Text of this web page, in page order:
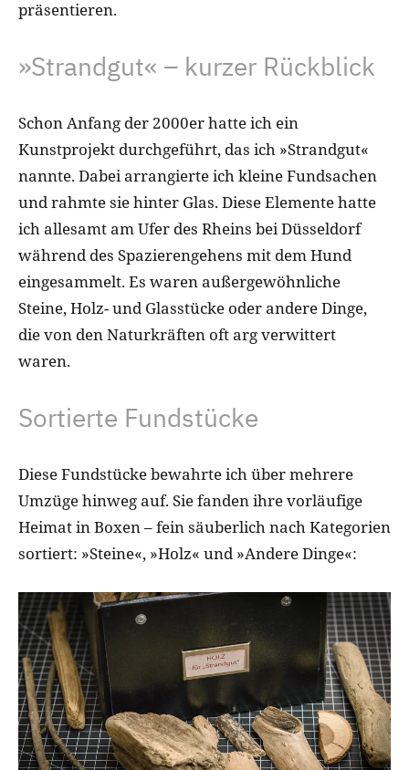
präsentieren.
»Strandgut« – kurzer Rückblick
Schon Anfang der 2000er hatte ich ein
Kunstprojekt durchgeführt, das ich »Strandgut«
nannte. Dabei arrangierte ich kleine Fundsachen
und rahmte sie hinter Glas. Diese Elemente hatte
ich allesamt am Ufer des Rheins bei Düsseldorf
während des Spazierengehens mit dem Hund
eingesammelt. Es waren außergewöhnliche
Steine, Holz- und Glasstücke oder andere Dinge,
die von den Naturkräften oft arg verwittert
waren.
Sortierte Fundstücke
Diese Fundstücke bewahrte ich über mehrere
Umzüge hinweg auf. Sie fanden ihre vorläufige
Heimat in Boxen – fein säuberlich nach Kategorien
sortiert: »Steine«, »Holz« und »Andere Dinge«: